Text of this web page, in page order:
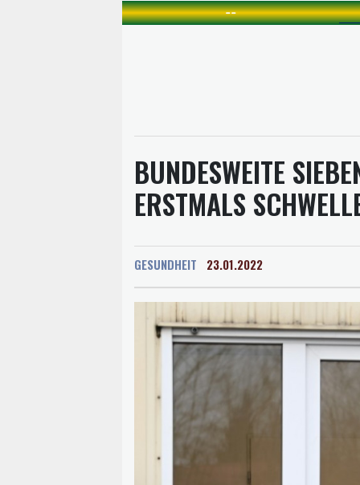
Frankfurt am Main
26 °C
--
BUNDESWEITE
ERSTMALS
GESUNDHEIT 23.01.2022